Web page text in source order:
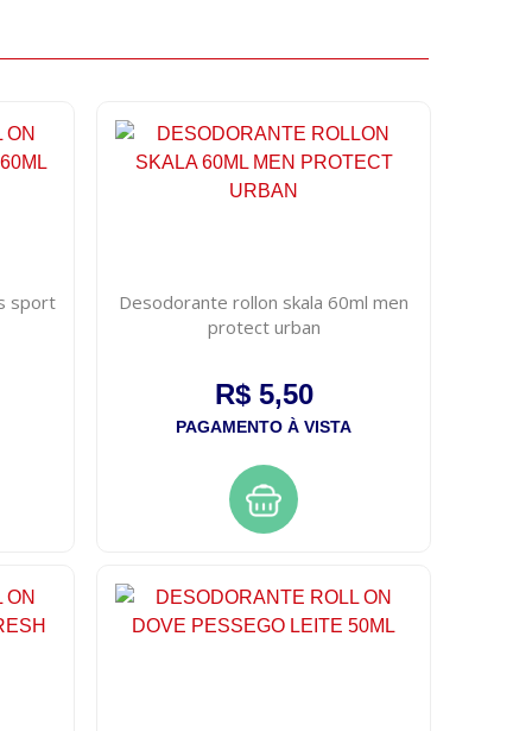
sport
Desodorante rollon skala 60ml men
protect urban
R$ 5,50
PAGAMENTO À VISTA